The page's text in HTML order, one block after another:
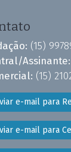
(15)
Assinante:
(15)
e-mail para
e-mail para